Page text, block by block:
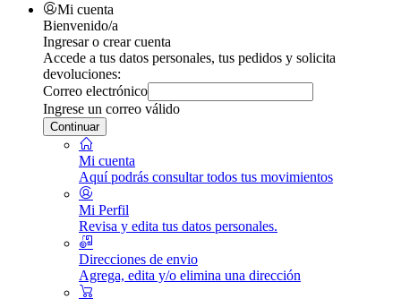
Mi cuenta
Bienvenido/a
Ingresar o crear cuenta
Accede a tus datos personales, tus pedidos y solicita
devoluciones:
Correo electrónico
Ingrese un correo válido
Continuar
Mi cuenta
Aquí podrás consultar todos tus movimientos
Mi Perfil
Revisa y edita tus datos personales.
Direcciones de envio
Agrega, edita y/o elimina una dirección